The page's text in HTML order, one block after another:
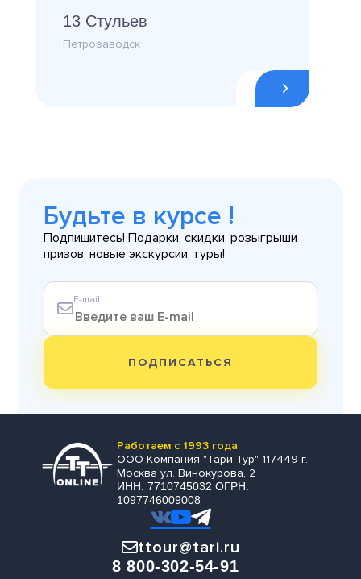
13 Стульев
Петрозаводск
Будьте в курсе !
Подпишитесь! Подарки, скидки, розыгрыши
призов, новые экскурсии, туры!
E-mail
ПОДПИСАТЬСЯ
Работаем с 1993 года
ООО Компания "Тари Тур" 117449 г.
Москва ул. Винокурова, 2
ИНН: 7710745032 ОГРН:
1097746009008
ttour@tari.ru
8 800-302-54-91